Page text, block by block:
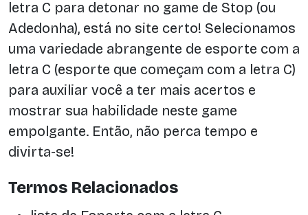
letra C para detonar no game de Stop (ou
Adedonha), está no site certo! Selecionamos
uma variedade abrangente de esporte com a
letra C (esporte que começam com a letra C)
para auxiliar você a ter mais acertos e
mostrar sua habilidade neste game
empolgante. Então, não perca tempo e
divirta-se!
Termos Relacionados